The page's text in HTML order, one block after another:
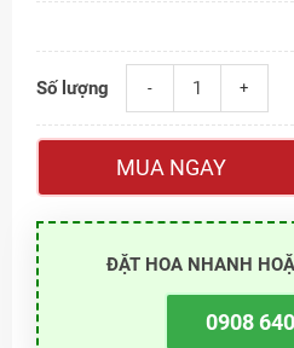
Số lượng - +
MUA NGAY
ĐẶT HOA NHANH
0908